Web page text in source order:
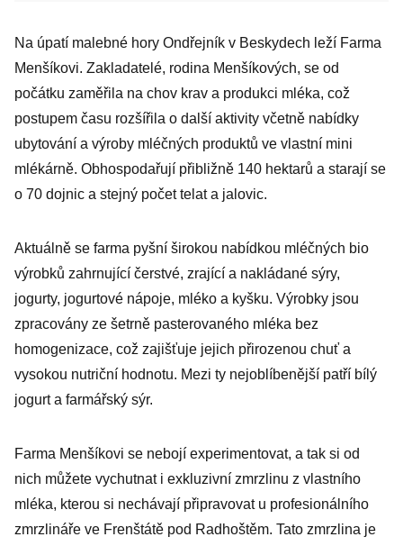
Na úpatí malebné hory Ondřejník v Beskydech leží Farma
Menšíkovi. Zakladatelé, rodina Menšíkových, se od
počátku zaměřila na chov krav a produkci mléka, což
postupem času rozšířila o další aktivity včetně nabídky
ubytování a výroby mléčných produktů ve vlastní mini
mlékárně. Obhospodařují přibližně 140 hektarů a starají se
o 70 dojnic a stejný počet telat a jalovic.
Aktuálně se farma pyšní širokou nabídkou mléčných bio
výrobků zahrnující čerstvé, zrající a nakládané sýry,
jogurty, jogurtové nápoje, mléko a kyšku. Výrobky jsou
zpracovány ze šetrně pasterovaného mléka bez
homogenizace, což zajišťuje jejich přirozenou chuť a
vysokou nutriční hodnotu. Mezi ty nejoblíbenější patří bílý
jogurt a farmářský sýr.
Farma Menšíkovi se nebojí experimentovat, a tak si od
nich můžete vychutnat i exkluzivní zmrzlinu z vlastního
mléka, kterou si nechávají připravovat u profesionálního
zmrzlináře ve Frenštátě pod Radhoštěm. Tato zmrzlina je